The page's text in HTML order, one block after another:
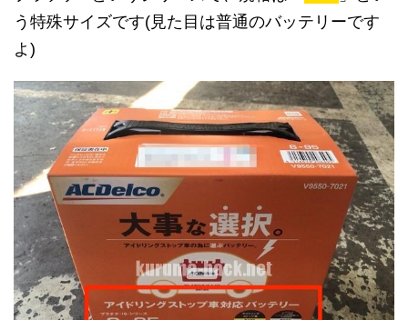
う特殊サイズです(見た目は普通のバッテリーです
よ)